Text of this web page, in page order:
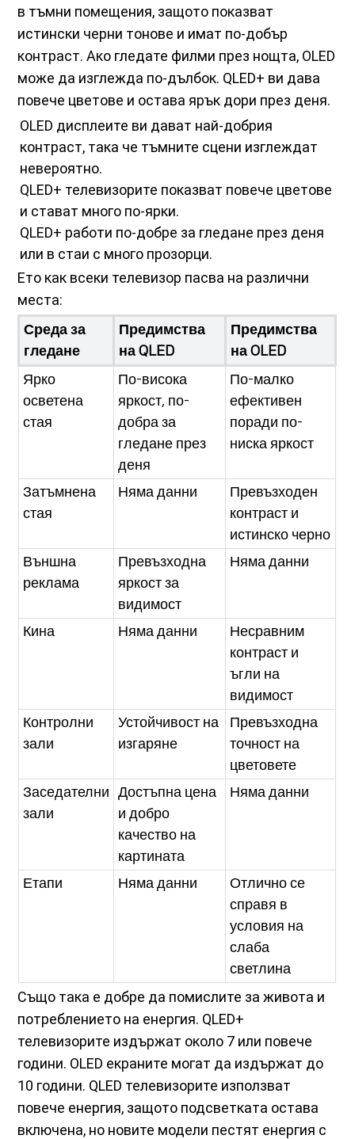
в тъмни помещения, защото показват
истински черни тонове и имат по-добър
контраст. Ако гледате филми през нощта, OLED
може да изглежда по-дълбок. QLED+ ви дава
повече цветове и остава ярък дори през деня.
OLED дисплеите ви дават най-добрия
контраст, така че тъмните сцени изглеждат
невероятно.
QLED+ телевизорите показват повече цветове
и стават много по-ярки.
QLED+ работи по-добре за гледане през деня
или в стаи с много прозорци.
Ето как всеки телевизор пасва на различни
места:
Среда за
гледане
Предимства
на QLED
Предимства
на OLED
Ярко
осветена
стая
По-висока
яркост, по-
добра за
гледане през
деня
По-малко
ефективен
поради по-
ниска яркост
Затъмнена
стая
Няма данни
Превъзходен
контраст и
истинско черно
Външна
реклама
Превъзходна
яркост за
видимост
Няма данни
Кина Няма данни
Несравним
контраст и
ъгли на
видимост
Контролни
зали
Устойчивост на
изгаряне
Превъзходна
точност на
цветовете
Заседателни
зали
Достъпна цена
и добро
качество на
картината
Няма данни
Етапи Няма данни
Отлично се
справя в
условия на
слаба
светлина
Също така е добре да помислите за живота и
потреблението на енергия. QLED+
телевизорите издържат около 7 или повече
години. OLED екраните могат да издържат до
10 години. QLED телевизорите използват
повече енергия, защото подсветката остава
включена, но новите модели пестят енергия с